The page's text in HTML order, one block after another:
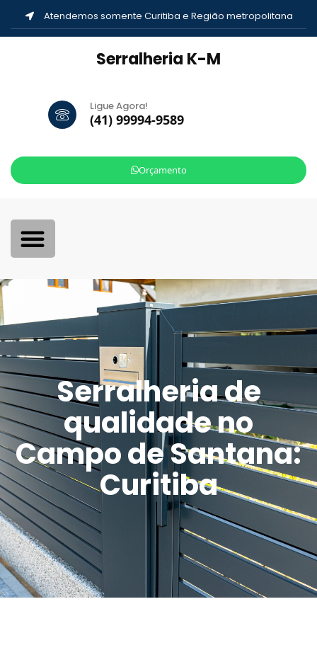
Atendemos somente Curitiba e Região metropolitana
Serralheria K-M
Ligue Agora!
(41) 99994-9589
Orçamento
Serralheria de
qualidade no
Campo de Santana:
Curitiba